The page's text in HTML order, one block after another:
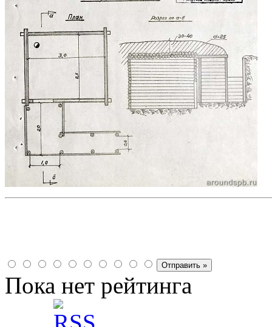
Пока нет рейтинга